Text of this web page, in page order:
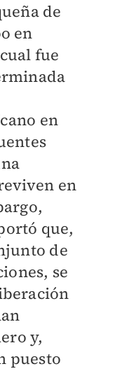
de
en
fue
en
en
que,
de
se
y,
puesto